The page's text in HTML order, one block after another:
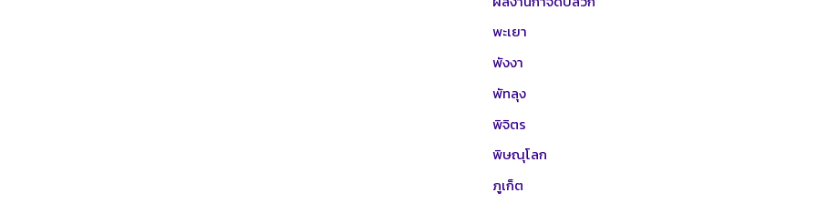
พะเยา
พังงา
พัทลุง
พิจิตร
พิษณุโลก
ภูเก็ต